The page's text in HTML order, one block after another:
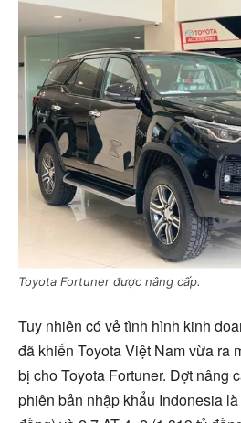
Toyota Fortuner được nâng cấp.
Tuy nhiên có vẻ tình hình kinh
đã khiến Toyota Việt Nam vừa ra
bị cho Toyota Fortuner. Đợt nâng
phiên bản nhập khẩu Indonesia